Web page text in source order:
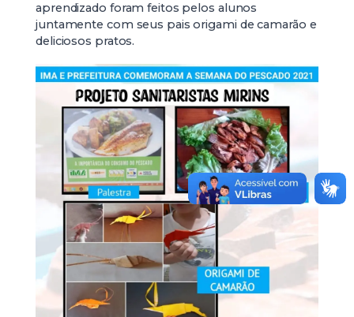
aprendizado foram feitos pelos alunos
juntamente com seus pais origami de camarão e
deliciosos pratos.